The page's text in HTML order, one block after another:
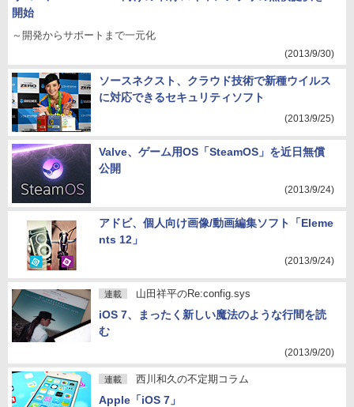
開始
～開発からサポートまで一元化
(2013/9/30)
ソースネクスト、クラウド技術で新種ウイルス
に対応できるセキュリティソフト
(2013/9/25)
Valve、ゲーム用OS「SteamOS」を近日無償
公開
(2013/9/24)
アドビ、個人向け画像/動画編集ソフト「Eleme
nts 12」
(2013/9/24)
連載 山田祥平のRe:config.sys
iOS 7、まったく新しい魔法のような行間を読
む
(2013/9/20)
連載 西川和久の不定期コラム
Apple「iOS 7」